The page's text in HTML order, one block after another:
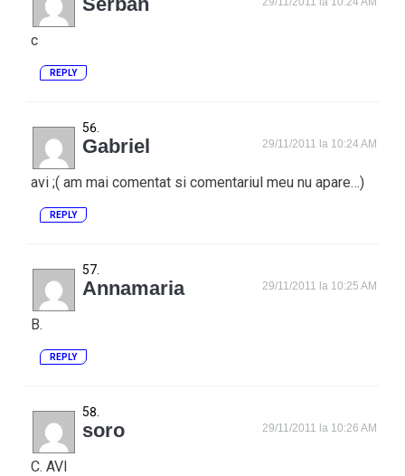
c
REPLY
Gabriel 29/11/2011 la 10:24 AM
avi ;( am mai comentat si comentariul meu nu apare…)
REPLY
Annamaria 29/11/2011 la 10:25 AM
B.
REPLY
soro 29/11/2011 la 10:26 AM
C. AVI